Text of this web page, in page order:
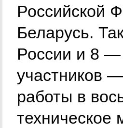
Российской
Беларусь.
России и 8 —
участников
работы в
техническое